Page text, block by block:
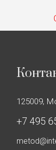
125009,
+7 495